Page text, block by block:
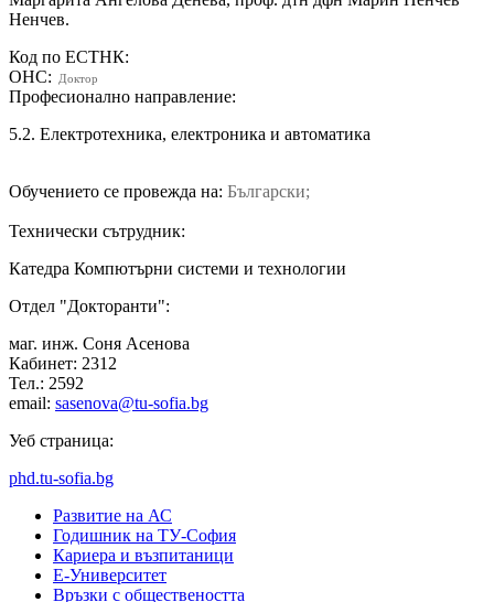
Ненчев.
Код по ЕСТНК:
ОНС:
Доктор
Професионално направление:
5.2. Електротехника, електроника и автоматика
Обучението се провежда на: Български;
Технически сътрудник:
Катедра Компютърни системи и технологии
Отдел "Докторанти":
маг. инж. Соня Асенова
Кабинет: 2312
Тел.: 2592
email: sasenova@tu-sofia.bg
Уеб страница:
phd.tu-sofia.bg
Развитие на АС
Годишник на ТУ-София
Кариера и възпитаници
Е-Университет
Връзки с обществеността